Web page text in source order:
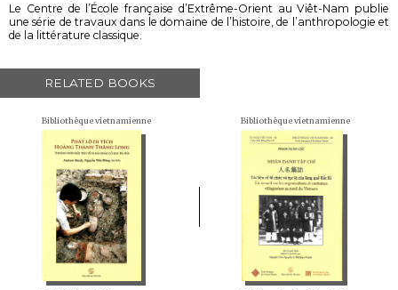
Le Centre de l’École française d’Extrême-Orient au Viêt-Nam publie
une série de travaux dans le domaine de l’histoire, de l’anthropologie et
de la littérature classique.
RELATED BOOKS
Bibliothèque vietnamienne Bibliothèque vietnamienne